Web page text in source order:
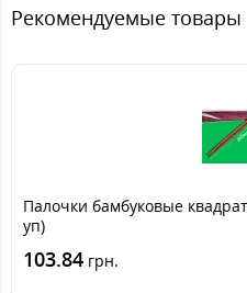
Рекомендуемые товары
Палочки бамбуковые
уп)
103.84 грн.